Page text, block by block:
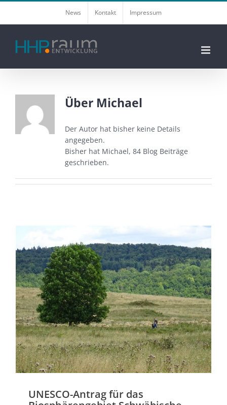
Zum
springen
News Kontakt Impressum
Über Michael
Der Autor hat bisher keine Details
angegeben.
Bisher hat Michael, 84 Blog Beiträge
geschrieben.
UNESCO-Antrag für das